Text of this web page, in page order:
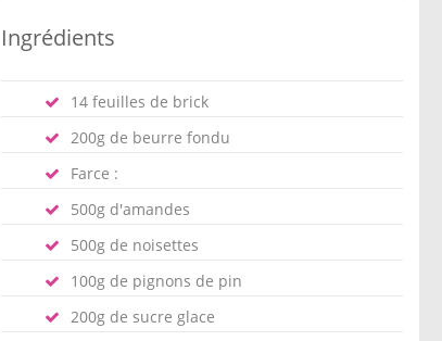
Ingrédients
14 feuilles de brick
200g de beurre fondu
Farce :
500g d'amandes
500g de noisettes
100g de pignons de pin
200g de sucre glace